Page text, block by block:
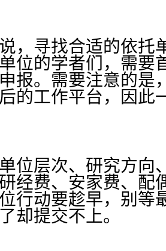
，寻找合适的依托
位的学者们，需要
报。需要注意的是
的工作平台，因此
位层次、研究方向
经费、安家费、配
行动要趁早，别等
却提交不上。